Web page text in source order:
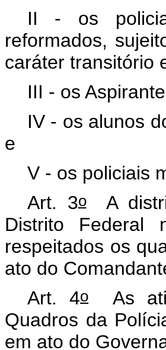
II - os
reformados,
caráter transitório
III - os
IV - os alunos
e
V - os policiais
Art. 3oA
Distrito Federal
respeitados os
ato do
Art. 4oAs
Quadros da
em ato do